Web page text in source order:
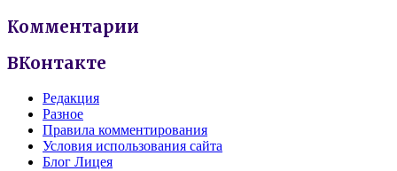
Комментарии
ВКонтакте
Редакция
Разное
Правила комментирования
Условия использования сайта
Блог Лицея